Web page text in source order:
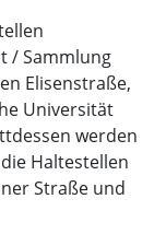
/ Sammlung
Elisenstraße,
Universität
werden
Haltestellen
Straße und